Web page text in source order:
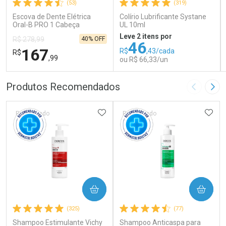
(53)
Escova de Dente Elétrica
Oral-B PRO 1 Cabeça
Redonda Recarregável 1
Unidade
R$ 278,99
R$167,99
40% OFF
FECHAR
Comprar sem Desconto
FECHAR
Por Menos
Comprar sem Desconto
(319)
Colírio Lubrificante Systane
UL 10ml
Leve 2 itens por
R$46,43/cada
ou R$ 66,33/un
Comprar sem Desconto
Por Menos
Comprar sem Desconto
Produtos Recomendados Imagem
(325)
Shampoo Estimulante Vichy
Patrocinado ADICIONAR AOS FAVORITOS
COMPRAR
(77)
Shampoo Anticaspa para
Patrocinado
COMPRAR